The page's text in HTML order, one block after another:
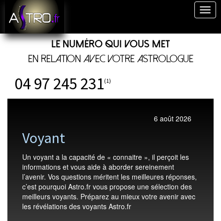
Le numéro qui vous met
en relation avec votre astrologue
04 97 245 231(1)
6 août 2026
Voyant
Un voyant a la capacité de « connaitre », il perçoit les
informations et vous aide à aborder sereinement
l’avenir. Vos questions méritent les meilleures réponses,
c’est pourquoi Astro.fr vous propose une sélection des
meilleurs voyants. Préparez au mieux votre avenir avec
les révélations des voyants Astro.fr